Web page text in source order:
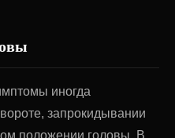
иногда
запрокидывании
положении головы. В